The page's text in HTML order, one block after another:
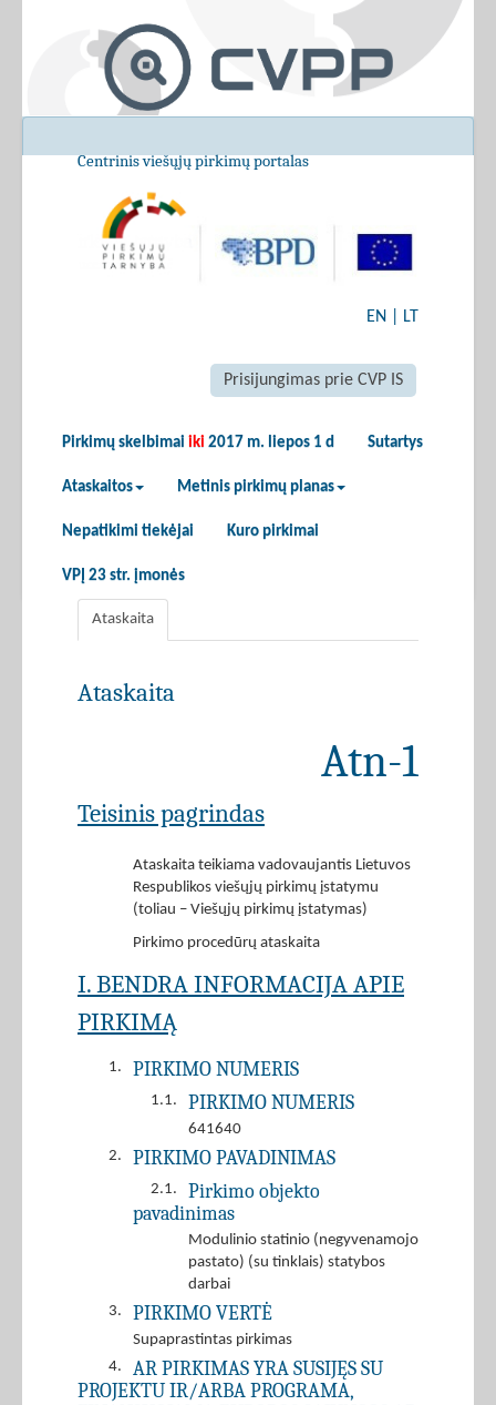
Centrinis viešųjų pirkimų portalas
EN LT
Prisijungimas prie CVP IS
Pirkimų skelbimai iki 2017 m. liepos 1 d Sutartys
Ataskaitos Metinis pirkimų planas
Nepatikimi tiekėjai Kuro pirkimai
VPĮ 23 str. įmonės
Ataskaita
Ataskaita
Atn-1
Teisinis pagrindas
Ataskaita teikiama vadovaujantis Lietuvos
Respublikos viešųjų pirkimų įstatymu
(toliau – Viešųjų pirkimų įstatymas)
Pirkimo procedūrų ataskaita
I. BENDRA INFORMACIJA APIE
PIRKIMĄ
1. PIRKIMO NUMERIS
1.1. PIRKIMO NUMERIS
641640
2.
PIRKIMO PAVADINIMAS
2.1.
Pirkimo objekto
pavadinimas
Modulinio statinio (negyvenamojo
pastato) (su tinklais) statybos
darbai
3.
PIRKIMO VERTĖ
Supaprastintas pirkimas
4.
AR PIRKIMAS YRA SUSIJĘS SU
PROJEKTU IR/ARBA PROGRAMA,